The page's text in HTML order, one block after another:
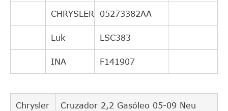
CHRYSLER 05273382AA
Luk LSC383
INA F141907
Chrysler Cruzador 2,2 Gasóleo 05-09 Neu